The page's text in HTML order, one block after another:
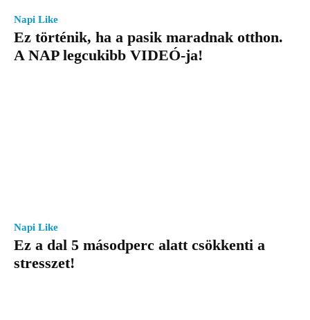
Napi Like
Ez történik, ha a pasik maradnak otthon.
A NAP legcukibb VIDEÓ-ja!
Napi Like
Ez a dal 5 másodperc alatt csökkenti a
stresszet!